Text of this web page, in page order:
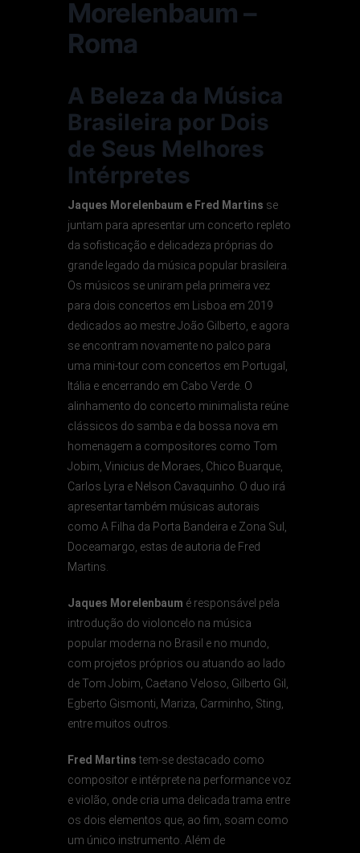
Morelenbaum –
Roma
A Beleza da Música
Brasileira por Dois
de Seus Melhores
Intérpretes
Jaques Morelenbaum e Fred Martins se
juntam para apresentar um concerto repleto
da sofisticação e delicadeza próprias do
grande legado da música popular brasileira.
Os músicos se uniram pela primeira vez
para dois concertos em Lisboa em 2019
dedicados ao mestre João Gilberto, e agora
se encontram novamente no palco para
uma mini-tour com concertos em Portugal,
Itália e encerrando em Cabo Verde. O
alinhamento do concerto minimalista reúne
clássicos do samba e da bossa nova em
homenagem a compositores como Tom
Jobim, Vinicius de Moraes, Chico Buarque,
Carlos Lyra e Nelson Cavaquinho. O duo irá
apresentar também músicas autorais
como A Filha da Porta Bandeira e Zona Sul,
Doceamargo, estas de autoria de Fred
Martins.
Jaques Morelenbaum é responsável pela
introdução do violoncelo na música
popular moderna no Brasil e no mundo,
com projetos próprios ou atuando ao lado
de Tom Jobim, Caetano Veloso, Gilberto Gil,
Egberto Gismonti, Mariza, Carminho, Sting,
entre muitos outros.
Fred Martins tem-se destacado como
compositor e intérprete na performance voz
e violão, onde cria uma delicada trama entre
os dois elementos que, ao fim, soam como
um único instrumento. Além de